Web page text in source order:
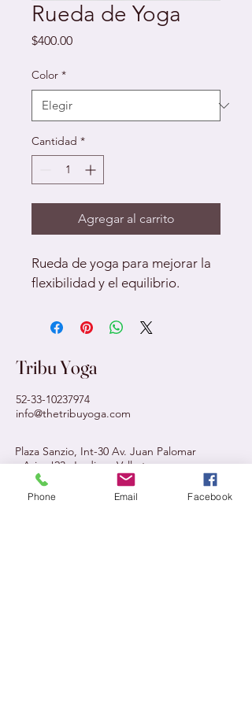
Rueda de Yoga
$400.00Precio
Color *
Cantidad *
Agregar al carrito
Rueda de yoga para mejorar la
flexibilidad y el equilibrio.
Tribu Yoga
52-33-10237974
info@thetribuyoga.com
Plaza Sanzio, Int-30 Av. Juan Palomar
y Arias !23. Jardines Vallarta,
Zapopan, Jal., México
Phone Email Facebook